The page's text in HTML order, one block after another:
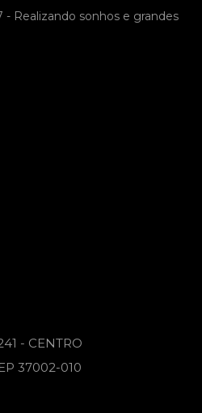
- Realizando sonhos e grandes
- CENTRO
37002-010